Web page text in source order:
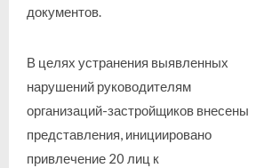
документов.
В целях устранения выявленных
нарушений руководителям
организаций-застройщиков внесены
представления, инициировано
привлечение 20 лиц к